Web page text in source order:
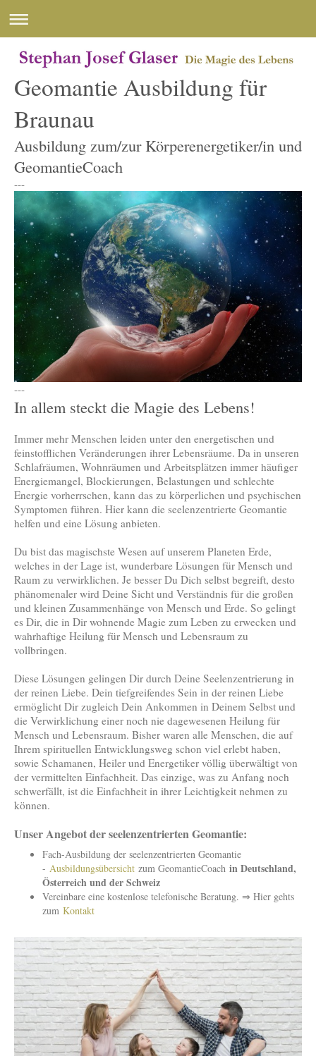
Geomantie Ausbildung für
Braunau
Ausbildung zum/zur Körperenergetiker/in und
GeomantieCoach
---
---
In allem steckt die Magie des Lebens!
Immer mehr Menschen leiden unter den energetischen und
feinstofflichen Veränderungen ihrer Lebensräume. Da in unseren
Schlafräumen, Wohnräumen und Arbeitsplätzen immer häufiger
Energiemangel, Blockierungen, Belastungen und schlechte
Energie vorherrschen, kann das zu körperlichen und psychischen
Symptomen führen. Hier kann die seelenzentrierte Geomantie
helfen und eine Lösung anbieten.
Du bist das magischste Wesen auf unserem Planeten Erde,
welches in der Lage ist, wunderbare Lösungen für Mensch und
Raum zu verwirklichen. Je besser Du Dich selbst begreift, desto
phänomenaler wird Deine Sicht und Verständnis für die großen
und kleinen Zusammenhänge von Mensch und Erde. So gelingt
es Dir, die in Dir wohnende Magie zum Leben zu erwecken und
wahrhaftige Heilung für Mensch und Lebensraum zu
vollbringen.
Diese Lösungen gelingen Dir durch Deine Seelenzentrierung in
der reinen Liebe. Dein tiefgreifendes Sein in der reinen Liebe
ermöglicht Dir zugleich Dein Ankommen in Deinem Selbst und
die Verwirklichung einer noch nie dagewesenen Heilung für
Mensch und Lebensraum. Bisher waren alle Menschen, die auf
Ihrem spirituellen Entwicklungsweg schon viel erlebt haben,
sowie Schamanen, Heiler und Energetiker völlig überwältigt von
der vermittelten Einfachheit. Das einzige, was zu Anfang noch
schwerfällt, ist die Einfachheit in ihrer Leichtigkeit nehmen zu
können.
Unser Angebot der seelenzentrierten Geomantie:
Fach-Ausbildung der seelenzentrierten Geomantie
- Ausbildungsübersicht zum GeomantieCoach in Deutschland,
Österreich und der Schweiz
Vereinbare eine kostenlose telefonische Beratung. ⇒ Hier gehts
zum Kontakt